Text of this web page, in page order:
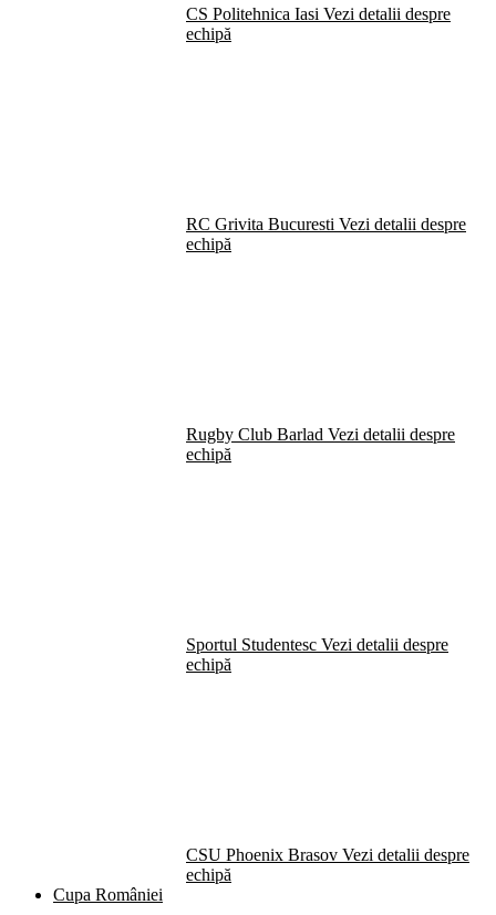
CS Politehnica Iasi Vezi detalii despre
echipă
RC Grivita Bucuresti Vezi detalii despre
echipă
Rugby Club Barlad Vezi detalii despre
echipă
Sportul Studentesc Vezi detalii despre
echipă
CSU Phoenix Brasov Vezi detalii despre
echipă
Cupa României